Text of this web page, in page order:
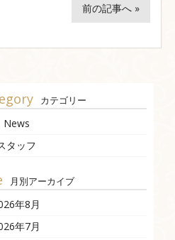
前の記事へ »
カテゴリー
News
タッフ
月別アーカイブ
年8月
年7月